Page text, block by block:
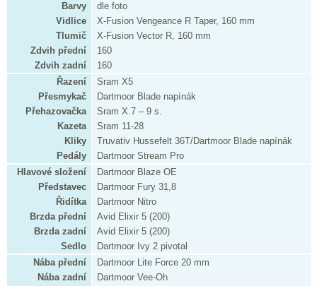
Barvy
dle foto
Vidlice
X-Fusion Vengeance R Taper, 160 mm
Tlumič
X-Fusion Vector R, 160 mm
Zdvih přední
160
Zdvih zadní
160
Řazení
Sram X5
Přesmykač
Dartmoor Blade napínák
Přehazovačka
Sram X.7 – 9 s.
Kazeta
Sram 11-28
Kliky
Truvativ Hussefelt 36T/Dartmoor Blade napínák
Pedály
Dartmoor Stream Pro
Hlavové složení
Dartmoor Blaze OE
Představec
Dartmoor Fury 31,8
Řidítka
Dartmoor Nitro
Brzda přední
Avid Elixir 5 (200)
Brzda zadní
Avid Elixir 5 (200)
Sedlo
Dartmoor Ivy 2 pivotal
Nába přední
Dartmoor Lite Force 20 mm
Nába zadní
Dartmoor Vee-Oh